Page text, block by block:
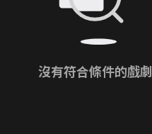
沒有符合條件的戲劇